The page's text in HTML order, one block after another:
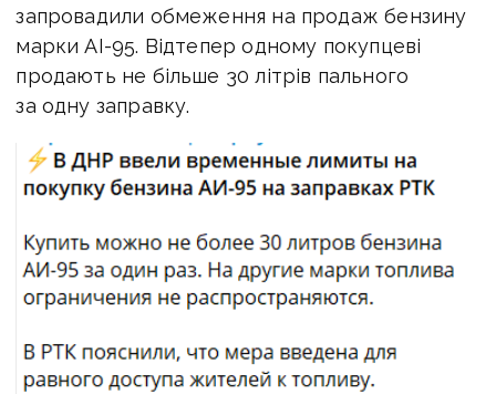
запровадили обмеження на продаж бензину
марки АІ-95. Відтепер одному покупцеві
продають не більше 30 літрів пального
за одну заправку.